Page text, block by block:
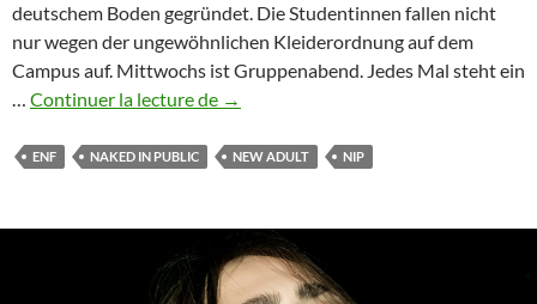
deutschem Boden gegründet. Die Studentinnen fallen nicht
nur wegen der ungewöhnlichen Kleiderordnung auf dem
Campus auf. Mittwochs ist Gruppenabend. Jedes Mal steht ein
… Continuer la lecture de Sandra
Blind
→
ENF NAKED IN PUBLIC NEW ADULT NIP